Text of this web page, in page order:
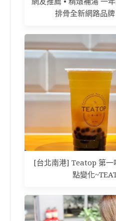
排骨全新網路品
[台北南港] Teatop 第一
點變化